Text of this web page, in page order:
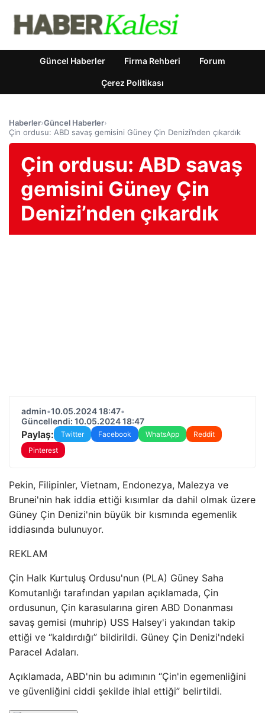
Güncel Haberler Firma Rehberi Forum
Çerez Politikası
Haberler›Güncel Haberler›
Çin ordusu: ABD savaş gemisini Güney Çin Denizi’nden çıkardık
Çin ordusu: ABD savaş
gemisini Güney Çin
Denizi’nden çıkardık
admin•10.05.2024 18:47•
Güncellendi: 10.05.2024 18:47
Paylaş: Twitter Facebook WhatsApp
Reddit
Pinterest
Pekin, Filipinler, Vietnam, Endonezya, Malezya ve
Brunei'nin hak iddia ettiği kısımlar da dahil olmak üzere
Güney Çin Denizi'nin büyük bir kısmında egemenlik
iddiasında bulunuyor.
REKLAM
Çin Halk Kurtuluş Ordusu'nun (PLA) Güney Saha
Komutanlığı tarafından yapılan açıklamada, Çin
ordusunun, Çin karasularına giren ABD Donanması
savaş gemisi (muhrip) USS Halsey'i yakından takip
ettiği ve “kaldırdığı” bildirildi. Güney Çin Denizi'ndeki
Paracel Adaları.
Açıklamada, ABD'nin bu adımının “Çin'in egemenliğini
ve güvenliğini ciddi şekilde ihlal ettiği” belirtildi.